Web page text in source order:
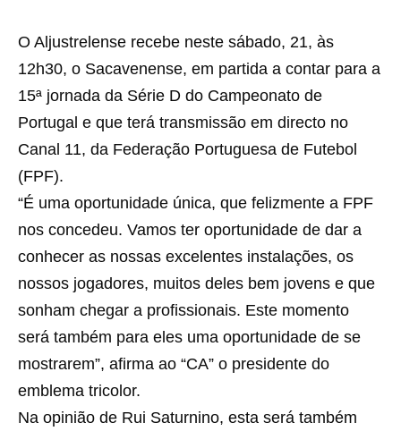
O Aljustrelense recebe neste sábado, 21, às
12h30, o Sacavenense, em partida a contar para a
15ª jornada da Série D do Campeonato de
Portugal e que terá transmissão em directo no
Canal 11, da Federação Portuguesa de Futebol
(FPF).
“É uma oportunidade única, que felizmente a FPF
nos concedeu. Vamos ter oportunidade de dar a
conhecer as nossas excelentes instalações, os
nossos jogadores, muitos deles bem jovens e que
sonham chegar a profissionais. Este momento
será também para eles uma oportunidade de se
mostrarem”, afirma ao “CA” o presidente do
emblema tricolor.
Na opinião de Rui Saturnino, esta será também